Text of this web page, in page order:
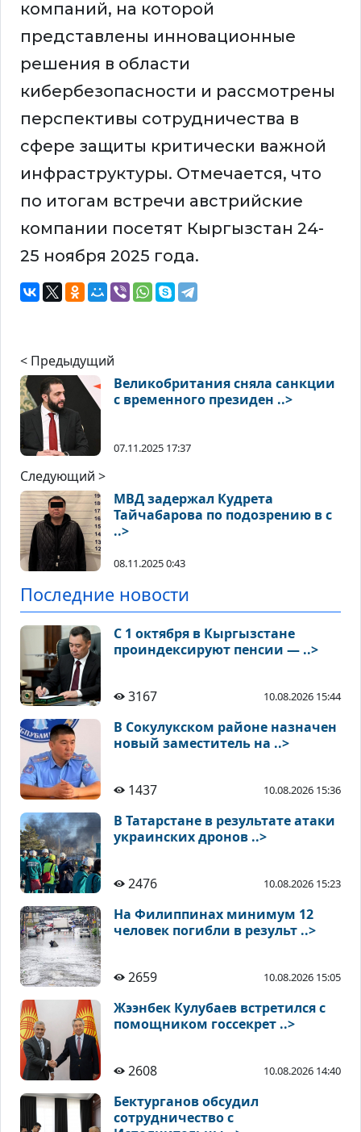
компаний, на которой
представлены инновационные
решения в области
кибербезопасности и рассмотрены
перспективы сотрудничества в
сфере защиты критически важной
инфраструктуры. Отмечается, что
по итогам встречи австрийские
компании посетят Кыргызстан 24-
25 ноября 2025 года.
< Предыдущий
Великобритания сняла санкции
с временного президен ..>
07.11.2025 17:37
Следующий >
МВД задержал Кудрета
Тайчабарова по подозрению в с
..>
08.11.2025 0:43
Последние новости
С 1 октября в Кыргызстане
проиндексируют пенсии — ..>
3167 10.08.2026 15:44
В Сокулукском районе назначен
новый заместитель на ..>
1437 10.08.2026 15:36
В Татарстане в результате атаки
украинских дронов ..>
2476 10.08.2026 15:23
На Филиппинах минимум 12
человек погибли в результ ..>
2659 10.08.2026 15:05
Жээнбек Кулубаев встретился с
помощником госсекрет ..>
2608 10.08.2026 14:40
Бектурганов обсудил
сотрудничество с